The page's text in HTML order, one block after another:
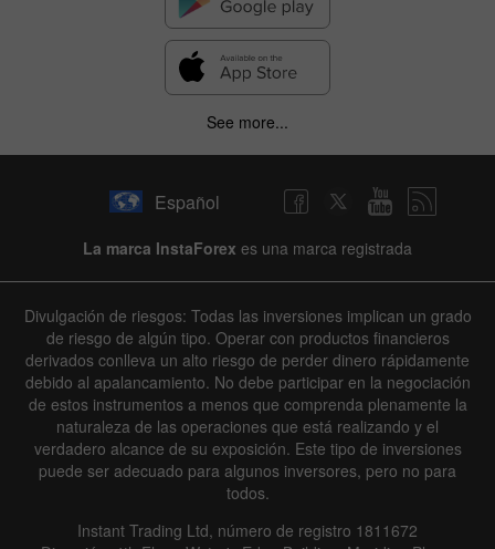
See more...
Español
La marca InstaForex es una marca registrada
Divulgación de riesgos: Todas las inversiones implican un grado
de riesgo de algún tipo. Operar con productos financieros
derivados conlleva un alto riesgo de perder dinero rápidamente
debido al apalancamiento. No debe participar en la negociación
de estos instrumentos a menos que comprenda plenamente la
naturaleza de las operaciones que está realizando y el
verdadero alcance de su exposición. Este tipo de inversiones
puede ser adecuado para algunos inversores, pero no para
todos.
Instant Trading Ltd, número de registro 1811672